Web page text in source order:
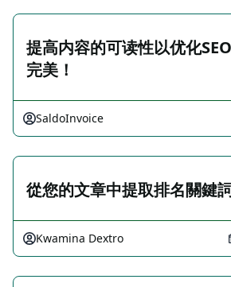
提高内容的可读性以优化
完美！
SaldoInvoice
從您的文章中提取排名關鍵
Kwamina Dextro